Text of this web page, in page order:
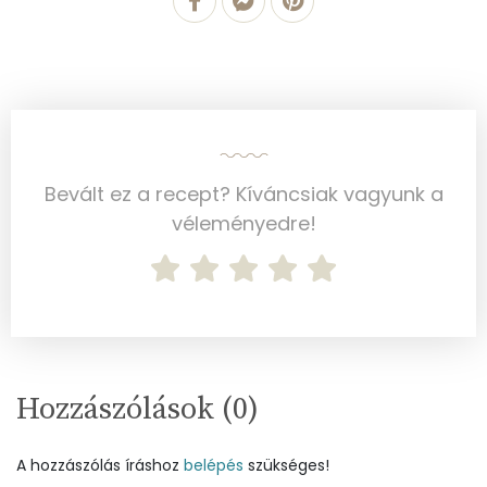
Ásványi anyagok
Összesen
365.3 g
Vas
Bevált ez a recept? Kíváncsiak vagyunk a
véleményedre!
Hozzászólások (0)
A hozzászólás íráshoz belépés szükséges!